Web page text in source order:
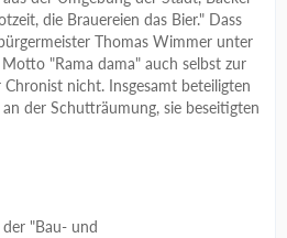
die Brauereien das Bier." Dass
Thomas Wimmer unter
"Rama dama" auch selbst zur
nicht. Insgesamt beteiligten
der Schutträumung, sie beseitigten
"Bau- und